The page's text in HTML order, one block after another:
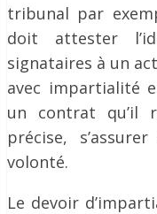
tribunal par
doit attester
signataires à un
avec impartialité
un contrat qu’il
précise,
volonté.
Le devoir